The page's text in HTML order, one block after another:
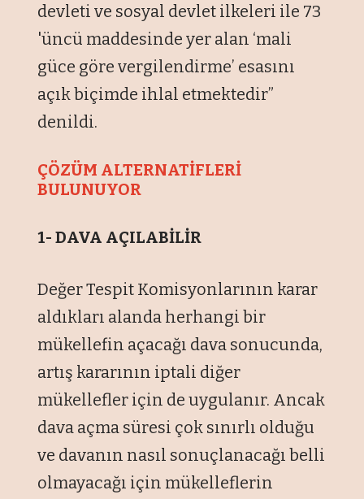
devleti ve sosyal devlet ilkeleri ile 73
'üncü maddesinde yer alan ‘mali
güce göre vergilendirme’ esasını
açık biçimde ihlal etmektedir”
denildi.
ÇÖZÜM ALTERNATİFLERİ
BULUNUYOR
1- DAVA AÇILABİLİR
Değer Tespit Komisyonlarının karar
aldıkları alanda herhangi bir
mükellefin açacağı dava sonucunda,
artış kararının iptali diğer
mükellefler için de uygulanır. Ancak
dava açma süresi çok sınırlı olduğu
ve davanın nasıl sonuçlanacağı belli
olmayacağı için mükelleflerin